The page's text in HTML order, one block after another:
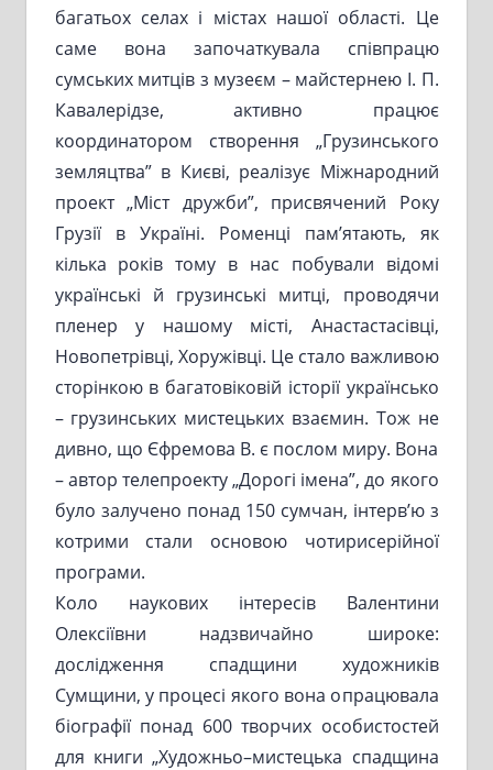
багатьох селах і містах нашої області. Це
саме вона започаткувала співпрацю
сумських митців з музеєм – майстернею І. П.
Кавалерідзе, активно працює
координатором створення „Грузинського
земляцтва” в Києві, реалізує Міжнародний
проект „Міст дружби”, присвячений Року
Грузії в Україні. Роменці пам’ятають, як
кілька років тому в нас побували відомі
українські й грузинські митці, проводячи
пленер у нашому місті, Анастастасівці,
Новопетрівці, Хоружівці. Це стало важливою
сторінкою в багатовіковій історії українсько
– грузинських мистецьких взаємин. Тож не
дивно, що Єфремова В. є послом миру. Вона
– автор телепроекту „Дорогі імена”, до якого
було залучено понад 150 сумчан, інтерв’ю з
котрими стали основою чотирисерійної
програми.
Коло наукових інтересів Валентини
Олексіївни надзвичайно широке:
дослідження спадщини художників
Сумщини, у процесі якого вона опрацювала
біографії понад 600 творчих особистостей
для книги „Художньо–мистецька спадщина